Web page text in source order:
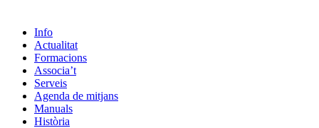
Info
Actualitat
Formacions
Associa’t
Serveis
Agenda de mitjans
Manuals
Història